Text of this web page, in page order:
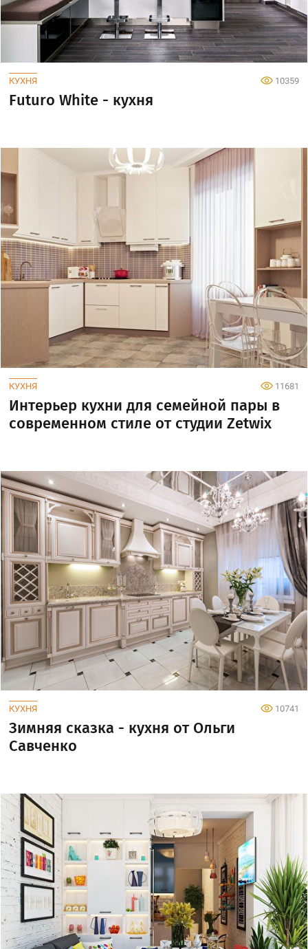
КУХНЯ 10359
Futuro White - кухня
КУХНЯ 11681
Интерьер кухни для семейной пары в
современном стиле от студии Zetwix
КУХНЯ 10741
Зимняя сказка - кухня от Ольги
Савченко